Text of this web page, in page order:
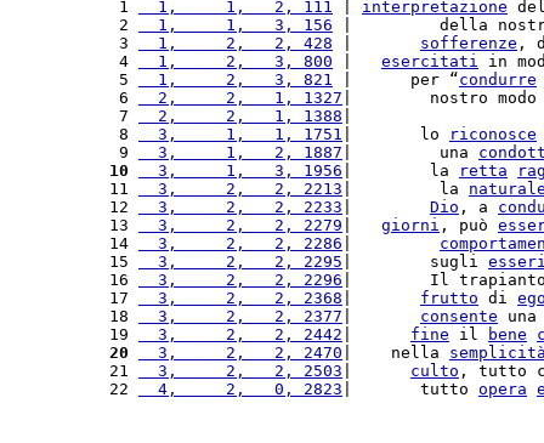
1
  1,     1,   2, 111
interpretazione
2
  1,     1,   3, 156
|         della
3
  1,     2,   2, 428
sofferenze ,
4
  1,     2,   3, 800
esercitati in
5
  1,     2,   3, 821
|      per “condurre
6
  2,     2,   1, 1327
|        nostro
7
  2,     2,   1, 1388
8
  3,     1,   1, 1751
|       lo riconosce
9
  3,     1,   2, 1887
|         una
10
  3,     1,   3, 1956
|        la retta
11
  3,     2,   2, 2213
|         la
12
  3,     2,   2, 2233
Dio , a
13
  3,     2,   2, 2279
giorni , può
14
  3,     2,   2, 2286
15
  3,     2,   2, 2295
|        sugli
16
  3,     2,   2, 2296
|        Il
17
  3,     2,   2, 2368
frutto di
18
  3,     2,   2, 2377
consente
19
  3,     2,   2, 2442
fine il bene
20
  3,     2,   2, 2470
|    nella
21
  3,     2,   2, 2503
culto , tutto
22
  4,     2,   0, 2823
|       tutto opera